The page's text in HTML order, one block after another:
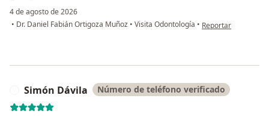
4 de agosto de 2026
• Dr. Daniel Fabián Ortigoza Muñoz • Visita Odontología • en opinión del
Reportar
Simón Dávila Número de teléfono verificado